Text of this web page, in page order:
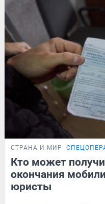
СТРАНА И МИР
Кто может
окончания
юристы